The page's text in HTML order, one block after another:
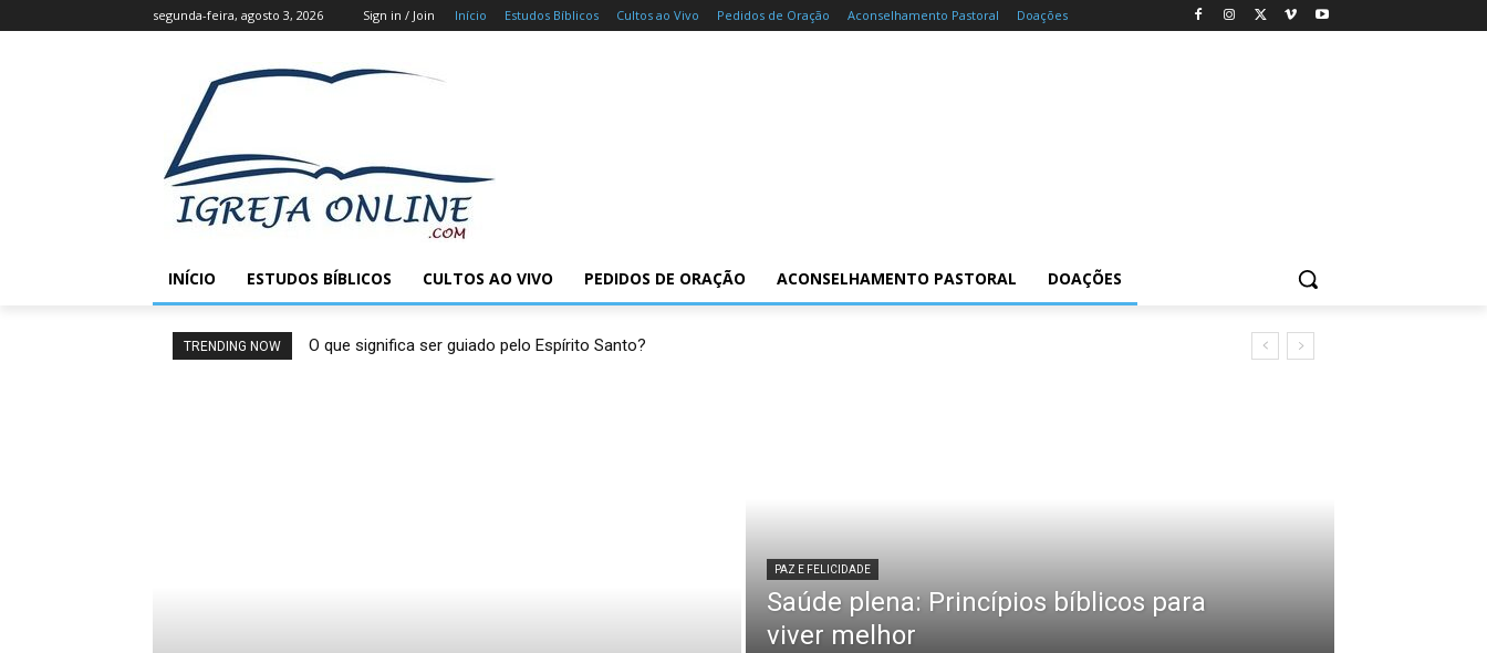
segunda-feira, agosto 3, 2026 Sign in / Join Início Estudos Bíblicos Cultos ao Vivo Pedidos de Oração Aconselhamento Pastoral Doações
INÍCIO ESTUDOS BÍBLICOS CULTOS AO VIVO PEDIDOS DE ORAÇÃO ACONSELHAMENTO PASTORAL DOAÇÕES
TRENDING NOW O que significa ser guiado pelo Espírito Santo?
PAZ E FELICIDADE
Saúde plena: Princípios bíblicos para
viver melhor